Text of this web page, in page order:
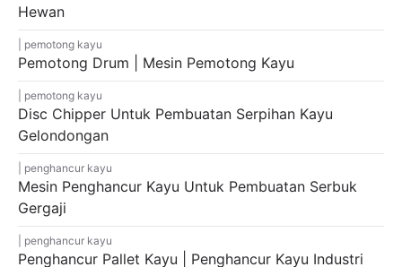
Hewan
pemotong kayu
Pemotong Drum | Mesin Pemotong Kayu
pemotong kayu
Disc Chipper Untuk Pembuatan Serpihan Kayu
Gelondongan
penghancur kayu
Mesin Penghancur Kayu Untuk Pembuatan Serbuk
Gergaji
penghancur kayu
Penghancur Pallet Kayu | Penghancur Kayu Industri